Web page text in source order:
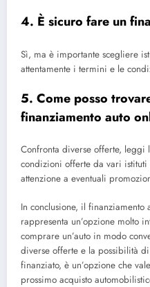
4. È sicuro fare un
Sì, ma è importante scegliere
attentamente i termini e le
5. Come posso
finanziamento auto
Confronta diverse offerte, leggi
condizioni offerte da vari
attenzione a eventuali
In conclusione, il finanziamento
rappresenta un’opzione molto
comprare un’auto in modo
diverse offerte e la possibilità
finanziato, è un’opzione che
prossimo acquisto